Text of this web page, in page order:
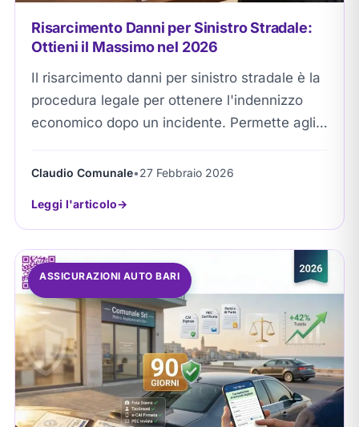
Risarcimento Danni per Sinistro Stradale:
Ottieni il Massimo nel 2026
Il risarcimento danni per sinistro stradale è la
procedura legale per ottenere l'indennizzo
economico dopo un incidente. Permette agli
spese mediche e i...
Claudio Comunale•27 Febbraio 2026
Leggi l'articolo
ASSICURAZIONI AUTO BARI